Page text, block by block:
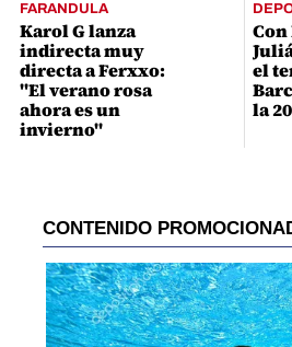
FARANDULA
Karol G lanza
indirecta muy
directa a Ferxxo:
"El verano rosa
ahora es un
invierno"
el
la